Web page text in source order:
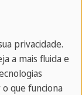
privacidade.
a mais fluida e
que funciona